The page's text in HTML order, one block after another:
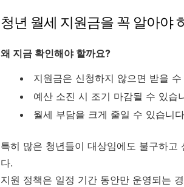
청년 월세 지원금을 꼭 알아야
왜 지금 확인해야 할까요?
지원금은 신청하지 않으면 받을
예산 소진 시 조기 마감될 수 있습
월세 부담을 크게 줄일 수 있습니다
특히 많은 청년들이 대상임에도 불구하
다.
지원 정책은 일정 기간 동안만 운영되는